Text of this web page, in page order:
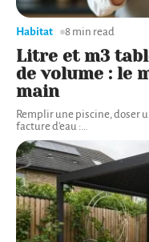
Litre et m3
de volume : le
main
Remplir une piscine, doser
facture d'eau :…
Habitat 8 min read